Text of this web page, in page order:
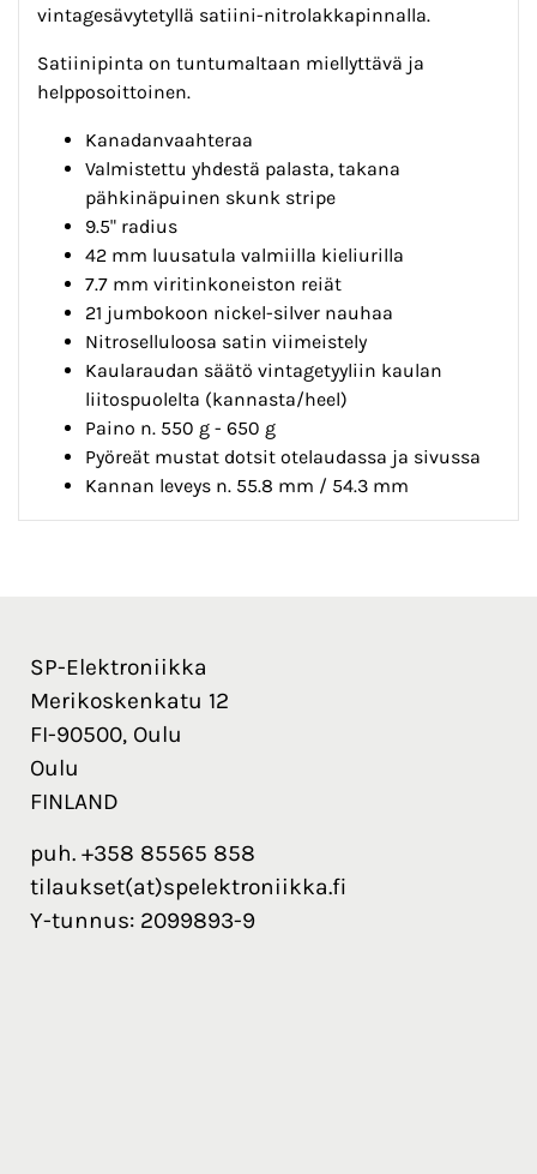
vintagesävytetyllä satiini-nitrolakkapinnalla.
Satiinipinta on tuntumaltaan miellyttävä ja
helpposoittoinen.
Kanadanvaahteraa
Valmistettu yhdestä palasta, takana
pähkinäpuinen skunk stripe
9.5" radius
42 mm luusatula valmiilla kieliurilla
7.7 mm viritinkoneiston reiät
21 jumbokoon nickel-silver nauhaa
Nitroselluloosa satin viimeistely
Kaularaudan säätö vintagetyyliin kaulan
liitospuolelta (kannasta/heel)
Paino n. 550 g - 650 g
Pyöreät mustat dotsit otelaudassa ja sivussa
Kannan leveys n. 55.8 mm / 54.3 mm
SP-Elektroniikka
Merikoskenkatu 12
FI-90500, Oulu
Oulu
FINLAND
puh. +358 85565 858
tilaukset(at)spelektroniikka.fi
Y-tunnus: 2099893-9